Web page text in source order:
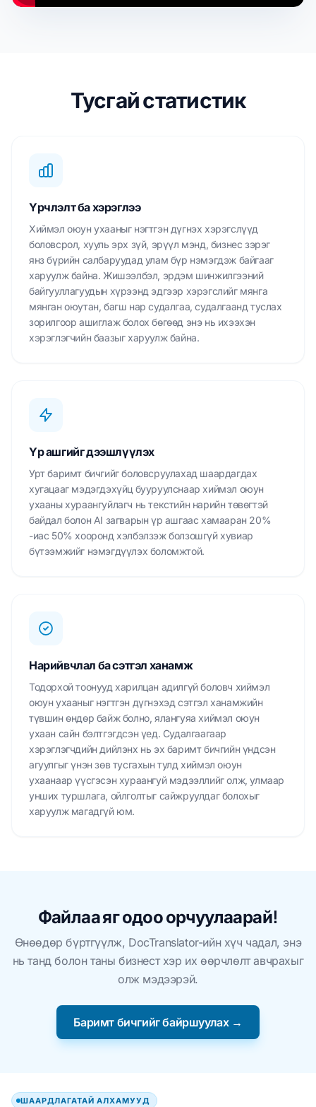
Тусгай статистик
Үрчлэлт ба хэрэглээ
Хиймэл оюун ухааныг нэгтгэн дүгнэх хэрэгслүүд
боловсрол, хууль эрх зүй, эрүүл мэнд, бизнес зэрэг
янз бүрийн салбаруудад улам бүр нэмэгдэж байгааг
харуулж байна. Жишээлбэл, эрдэм шинжилгээний
байгууллагуудын хүрээнд эдгээр хэрэгслийг мянга
мянган оюутан, багш нар судалгаа, судалгаанд туслах
зорилгоор ашиглаж болох бөгөөд энэ нь ихээхэн
хэрэглэгчийн баазыг харуулж байна.
Үр ашгийг дээшлүүлэх
Урт баримт бичгийг боловсруулахад шаардагдах
хугацааг мэдэгдэхүйц бууруулснаар хиймэл оюун
ухааны хураангуйлагч нь текстийн нарийн төвөгтэй
байдал болон AI загварын үр ашгаас хамааран 20%
-иас 50% хооронд хэлбэлзэж болзошгүй хувиар
бүтээмжийг нэмэгдүүлэх боломжтой.
Нарийвчлал ба сэтгэл ханамж
Тодорхой тоонууд харилцан адилгүй боловч хиймэл
оюун ухааныг нэгтгэн дүгнэхэд сэтгэл ханамжийн
түвшин өндөр байж болно, ялангуяа хиймэл оюун
ухаан сайн бэлтгэгдсэн үед. Судалгаагаар
хэрэглэгчдийн дийлэнх нь эх баримт бичгийн үндсэн
агуулгыг үнэн зөв тусгахын тулд хиймэл оюун
ухаанаар үүсгэсэн хураангуй мэдээллийг олж, улмаар
унших туршлага, ойлголтыг сайжруулдаг болохыг
харуулж магадгүй юм.
Файлаа яг одоо орчуулаарай!
Өнөөдөр бүртгүүлж, DocTranslator-ийн хүч чадал, энэ
нь танд болон таны бизнест хэр их өөрчлөлт авчрахыг
олж мэдээрэй.
Баримт бичгийг байршуулах →
ШААРДЛАГАТАЙ АЛХАМУУД